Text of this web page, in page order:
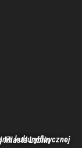
finansowej Miasta Lublin